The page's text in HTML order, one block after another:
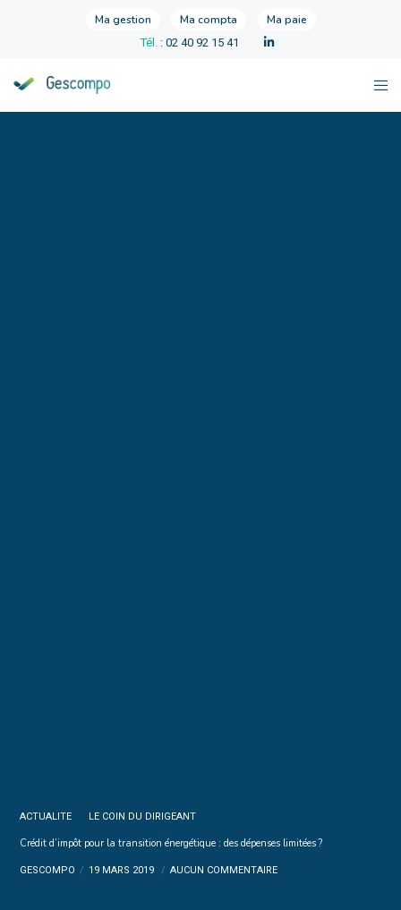
Ma gestion Ma compta Ma paie
Tél. : 02 40 92 15 41
ACTUALITE LE COIN DU DIRIGEANT
Crédit d’impôt pour la transition énergétique : des dépenses limitées ?
GESCOMPO 19 MARS 2019 AUCUN COMMENTAIRE